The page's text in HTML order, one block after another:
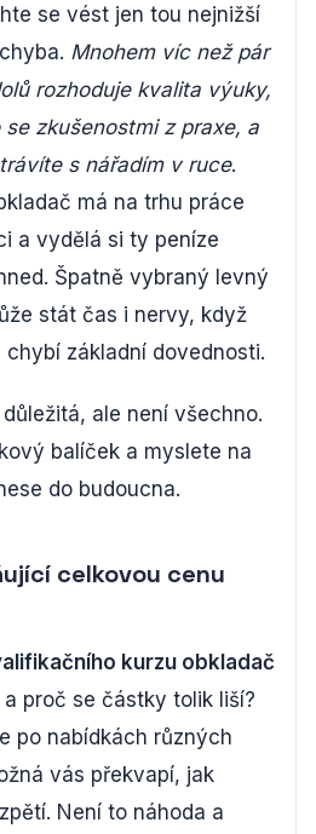
se vést jen tou nejnižší
Mnohem víc než pár
rozhoduje kvalita výuky,
zkušenostmi z praxe, a
s nářadím v ruce.
má na trhu práce
a vydělá si ty peníze
Špatně vybraný levný
stát čas i nervy, když
základní dovednosti.
ale není všechno.
balíček a myslete na
do budoucna.
celkovou cenu
kurzu obkladač
proč se částky tolik liší?
po nabídkách různých
vás překvapí, jak
Není to náhoda a